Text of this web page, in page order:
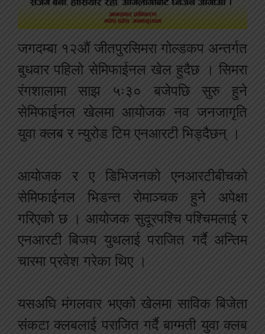
जगदम्बा १२औं जीतपुरसिमरा गोल्डकप अन्तर्गत
बुधवार पहिलो सेमिफाईनल खेल हुदैछ । सिमरा
रंगशालामा साझ ५ः३० बजेपछि सुरु हुने
सेमिफाईनल खेलमा आयोजक नव जनजागृति
युवा क्लब र न्युरोड टिम एनआरटी भिड्दैछन् ।
आयोजक र ए डिभिजनको एनआरटीबीचको
सेमिफाईनल भिडन्त रोमाञ्चक हुने अपेक्षा
गरिएको छ । आयोजक सुदूरपश्चि पश्चिमलाई र
एनआरटी बिजय युथलाई पराजित गर्दै अन्तिम
चारमा प्रवेश गरेका थिए ।
यसअघि मंगलवार भएको खेलमा साविक बिजेता
संकटा क्लबलाई पराजित गर्दै बाग्मती युवा क्लब